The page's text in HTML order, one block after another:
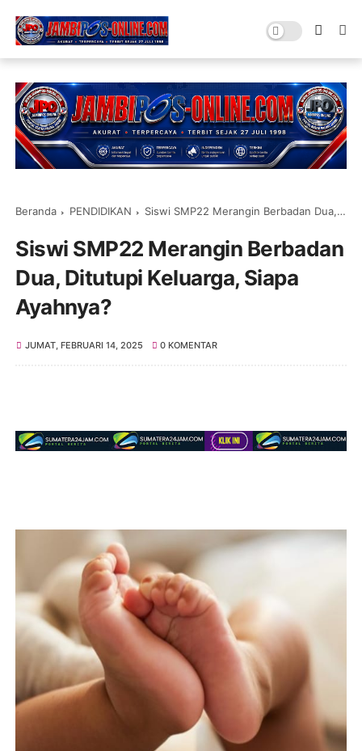
Beranda PENDIDIKAN Siswi SMP22 Merangin Berbadan Dua, Ditutupi Keluarga, Siapa Ayahnya?
Siswi SMP22 Merangin Berbadan
Dua, Ditutupi Keluarga, Siapa
Ayahnya?
JUMAT, FEBRUARI 14, 2025 0 KOMENTAR